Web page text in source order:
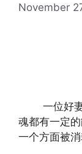
November
一位好妻
魂都有一定
一个方面被